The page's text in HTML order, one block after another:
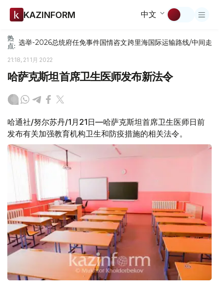
KAZINFORM 中文
热
点: 选举-2026总统府任免事件国情咨文跨里海国际运输路线/中间走廊
21:18, 21 1月 2022
哈萨克斯坦首席卫生医师发布新法令
哈通社/努尔苏丹/1月21日—哈萨克斯坦首席卫生医师日前
发布有关加强教育机构卫生和防疫措施的相关法令。